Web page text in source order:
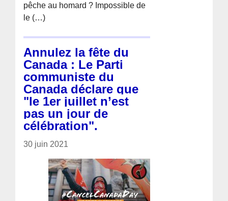
pêche au homard ? Impossible de
le (…)
Annulez la fête du
Canada : Le Parti
communiste du
Canada déclare que
"le 1er juillet n’est
pas un jour de
célébration".
30 juin 2021